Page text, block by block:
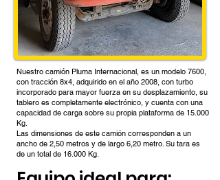
Nuestro camión Pluma Internacional, es un modelo 7600,
con tracción 8x4, adquirido en el año 2008, con turbo
incorporado para mayor fuerza en su desplazamiento, su
tablero es completamente electrónico, y cuenta con una
capacidad de carga sobre su propia plataforma de 15.000
Kg.
Las dimensiones de este camión corresponden a un
ancho de 2,50 metros y de largo 6,20 metro. Su tara es
de un total de 16.000 Kg.